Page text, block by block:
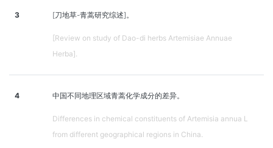
3 [刀地草-青蒿研究综述]。
[Review on study of Dao-di herbs Artemisiae Annuae
Herba].
4 中国不同地理区域青蒿化学成分的差异。
Differences in chemical constituents of Artemisia annua L
from different geographical regions in China.